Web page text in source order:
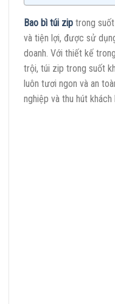
Bao bì túi zip trong
và tiện lợi, được sử
doanh. Với thiết kế
trội, túi zip trong suốt
luôn tươi ngon và an
nghiệp và thu hút khách